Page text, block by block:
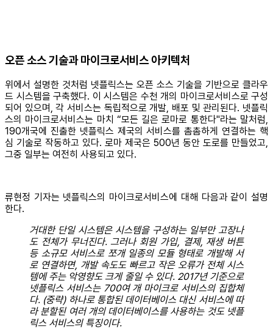
오픈 소스 기술과 마이크로서비스 아키텍처
위에서 설명한 것처럼 넷플릭스는 오픈 소스 기술을 기반으로 클라우
드 시스템을 구축했다. 이 시스템은 수천 개의 마이크로서비스로 구성
되어 있으며, 각 서비스는 독립적으로 개발, 배포 및 관리된다. 넷플릭
스의 마이크로서비스는 마치 “모든 길은 로마로 통한다"라는 말처럼,
190개국에 진출한 넷플릭스 제국의 서비스를 촘촘하게 연결하는 핵
심 기술로 작동하고 있다. 로마 제국은 500년 동안 도로를 만들었고,
그중 일부는 여전히 사용되고 있다.
류현정 기자는 넷플릭스의 마이크로서비스에 대해 다음과 같이 설명
한다.
거대한 단일 시스템은 시스템을 구성하는 일부만 고장나
도 전체가 무너진다. 그러나 회원 가입, 결제, 재생 버튼
등 소규모 서비스로 쪼개 일종의 모듈 형태로 개발해 서
로 연결하면, 개발 속도도 빠르고 작은 오류가 전체 시스
템에 주는 악영향도 크게 줄일 수 있다. 2017년 기준으로
넷플릭스 서비스는 700여 개 마이크로 서비스의 집합체
다. (중략) 하나로 통합된 데이터베이스 대신 서비스에 따
라 분할된 여러 개의 데이터베이스를 사용하는 것도 넷플
릭스 서비스의 특징이다.